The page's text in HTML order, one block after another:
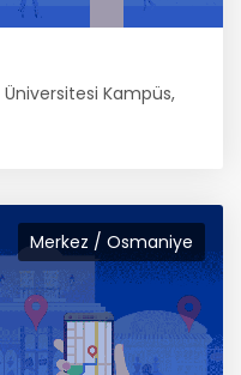
Kampüs,
Merkez / Osmaniye